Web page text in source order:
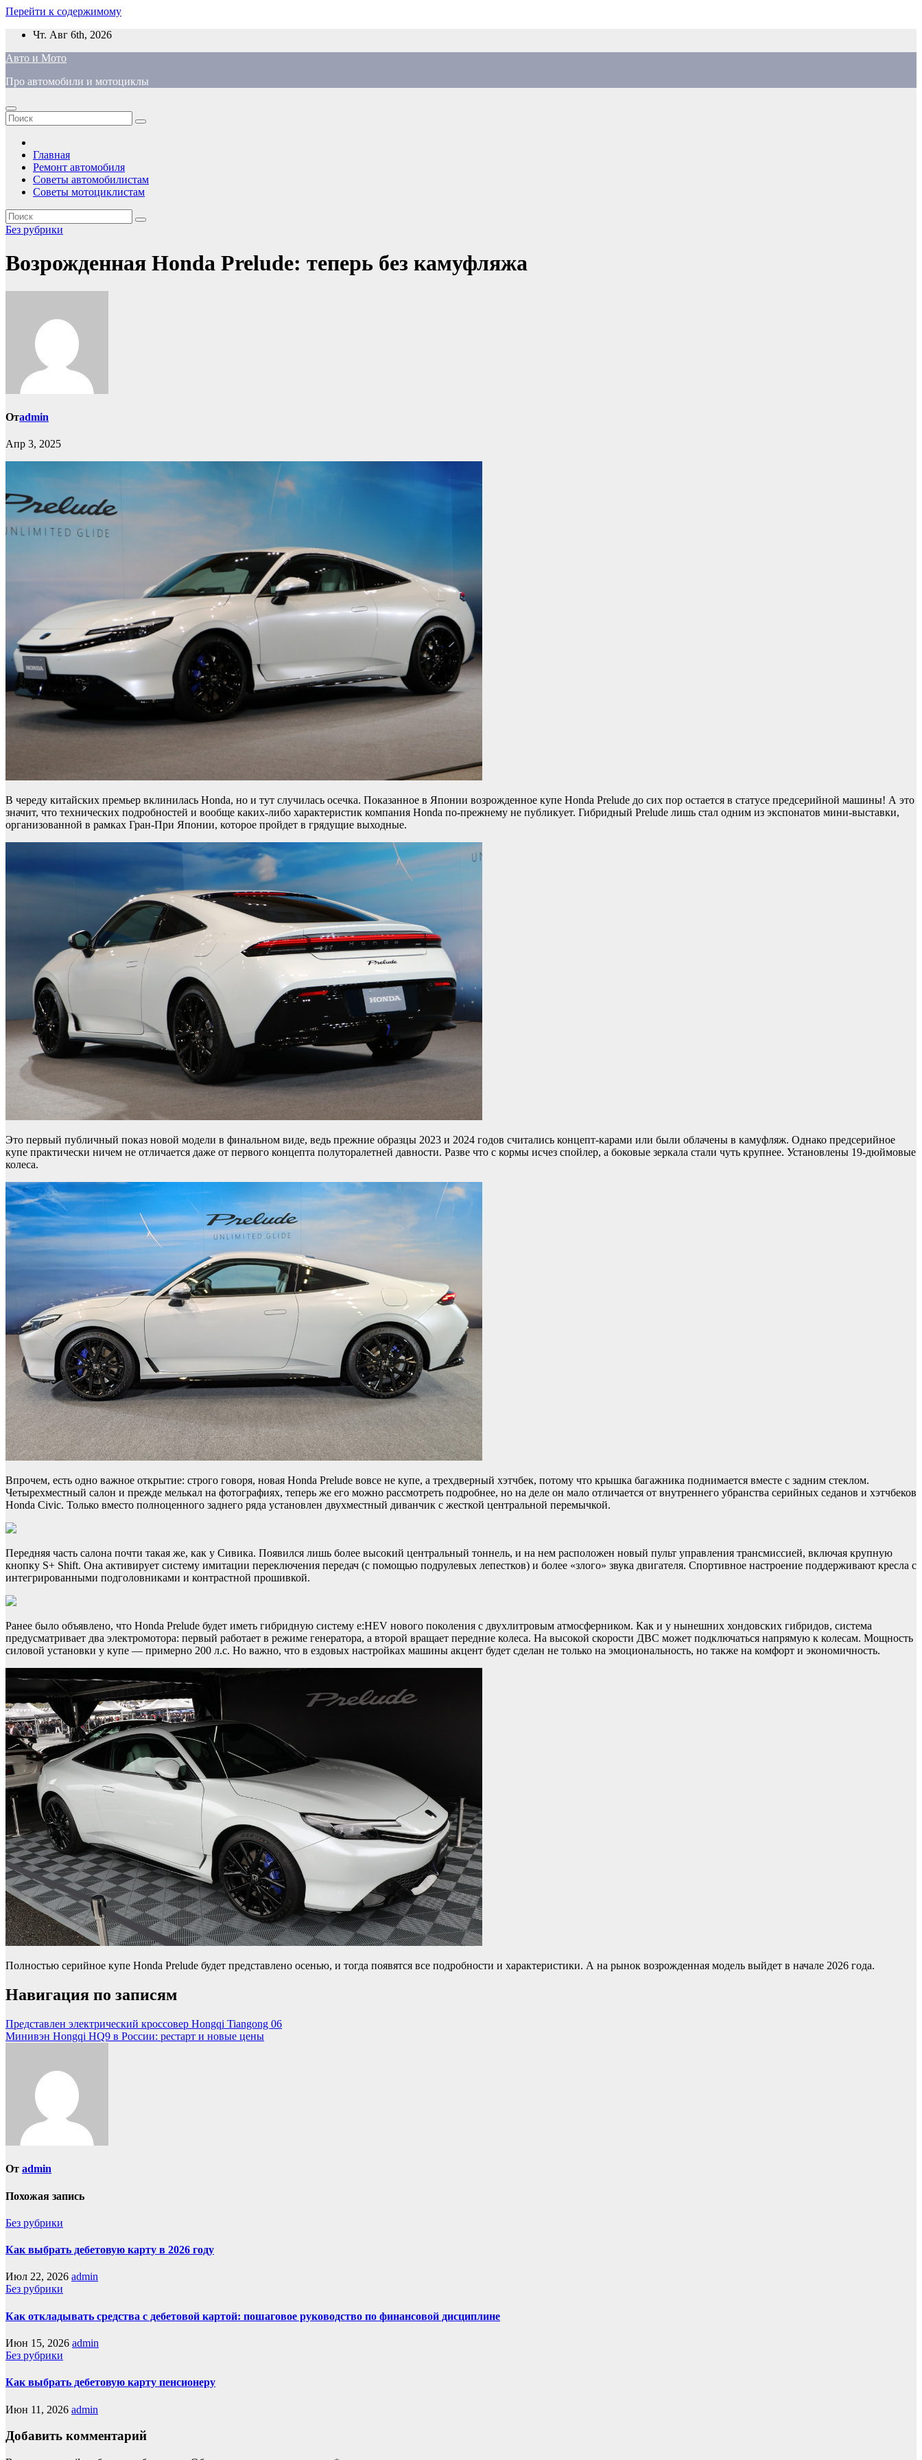
Перейти к содержимому
Чт. Авг 6th, 2026
Авто и Мото
Про автомобили и мотоциклы
Главная
Ремонт автомобиля
Советы автомобилистам
Советы мотоциклистам
Без рубрики
Возрожденная Honda Prelude: теперь без камуфляжа
Отadmin
Апр 3, 2025
В череду китайских премьер вклинилась Honda, но и тут случилась осечка. Показанное в Японии возрожденное купе Honda Prelude до сих пор остается в статусе предсерийной машины! А это
значит, что технических подробностей и вообще каких-либо характеристик компания Honda по-прежнему не публикует. Гибридный Prelude лишь стал одним из экспонатов мини-выставки,
организованной в рамках Гран-При Японии, которое пройдет в грядущие выходные.
Это первый публичный показ новой модели в финальном виде, ведь прежние образцы 2023 и 2024 годов считались концепт-карами или были облачены в камуфляж. Однако предсерийное
купе практически ничем не отличается даже от первого концепта полуторалетней давности. Разве что с кормы исчез спойлер, а боковые зеркала стали чуть крупнее. Установлены 19-дюймовые
колеса.
Впрочем, есть одно важное открытие: строго говоря, новая Honda Prelude вовсе не купе, а трехдверный хэтчбек, потому что крышка багажника поднимается вместе с задним стеклом.
Четырехместный салон и прежде мелькал на фотографиях, теперь же его можно рассмотреть подробнее, но на деле он мало отличается от внутреннего убранства серийных седанов и хэтчбеков
Honda Civic. Только вместо полноценного заднего ряда установлен двухместный диванчик с жесткой центральной перемычкой.
Передняя часть салона почти такая же, как у Сивика. Появился лишь более высокий центральный тоннель, и на нем расположен новый пульт управления трансмиссией, включая крупную
кнопку S+ Shift. Она активирует систему имитации переключения передач (с помощью подрулевых лепестков) и более «злого» звука двигателя. Спортивное настроение поддерживают кресла с
интегрированными подголовниками и контрастной прошивкой.
Ранее было объявлено, что Honda Prelude будет иметь гибридную систему e:HEV нового поколения с двухлитровым атмосферником. Как и у нынешних хондовских гибридов, система
предусматривает два электромотора: первый работает в режиме генератора, а второй вращает передние колеса. На высокой скорости ДВС может подключаться напрямую к колесам. Мощность
силовой установки у купе — примерно 200 л.с. Но важно, что в ездовых настройках машины акцент будет сделан не только на эмоциональность, но также на комфорт и экономичность.
Полностью серийное купе Honda Prelude будет представлено осенью, и тогда появятся все подробности и характеристики. А на рынок возрожденная модель выйдет в начале 2026 года.
Навигация по записям
Представлен электрический кроссовер Hongqi Tiangong 06
Минивэн Hongqi HQ9 в России: рестарт и новые цены
От admin
Похожая запись
Без рубрики
Как выбрать дебетовую карту в 2026 году
Июл 22, 2026 admin
Без рубрики
Как откладывать средства с дебетовой картой: пошаговое руководство по финансовой дисциплине
Июн 15, 2026 admin
Без рубрики
Как выбрать дебетовую карту пенсионеру
Июн 11, 2026 admin
Добавить комментарий